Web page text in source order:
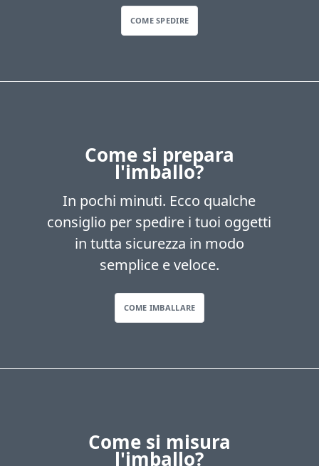
COME SPEDIRE
Come si prepara
l'imballo?
In pochi minuti. Ecco qualche
consiglio per spedire i tuoi oggetti
in tutta sicurezza in modo
semplice e veloce.
COME IMBALLARE
Come si misura
l'imballo?